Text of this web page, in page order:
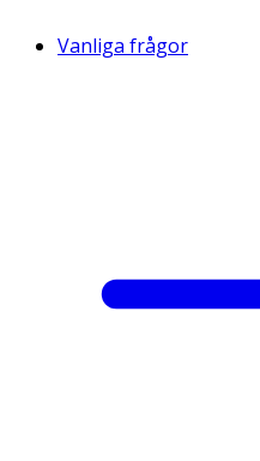
Vanliga frågor